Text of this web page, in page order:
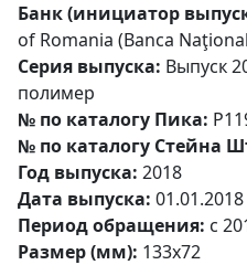
Банк (инициатор
of Romania (Banca
Серия выпуска: Выпуск
полимер
№ по каталогу Пика:
№ по каталогу Стейна
Год выпуска: 2018
Дата выпуска: 01.01.2018
Период обращения: с
Размер (мм): 133x72